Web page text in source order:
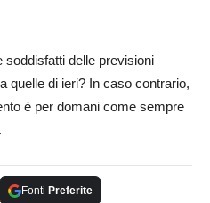
soddisfatti delle previsioni
quelle di ieri? In caso contrario,
è per domani come sempre
Fonti Preferite